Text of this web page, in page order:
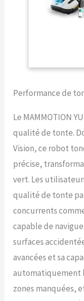
Performance de
Le MAMMOTION
qualité de tonte.
Vision, ce robot
précise,
vert. Les
qualité de tonte
concurrents
capable de
surfaces
avancées et sa
automatiquement
zones manquées,